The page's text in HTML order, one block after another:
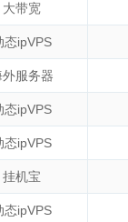
大带宽
态ipVPS
外服务器
态ipVPS
态ipVPS
挂机宝
态ipVPS